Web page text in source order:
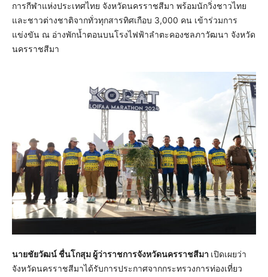
การกีฬาแห่งประเทศไทย จังหวัดนครราชสีมา พร้อมนักวิ่งชาวไทย
และชาวต่างชาติจากทั่วทุกสารทิศเกือบ 3,000 คน เข้าร่วมการ
แข่งขัน ณ อ่างพักน้ำตอนบนโรงไฟฟ้าลำตะคองชลภาวัฒนา จังหวัด
นครราชสีมา
นายชัยวัฒน์ ชื่นโกสุม ผู้ว่าราชการจังหวัดนครราชสีมา เปิดเผยว่า
จังหวัดนครราชสีมาได้รับการประกาศจากกระทรวงการท่องเที่ยว